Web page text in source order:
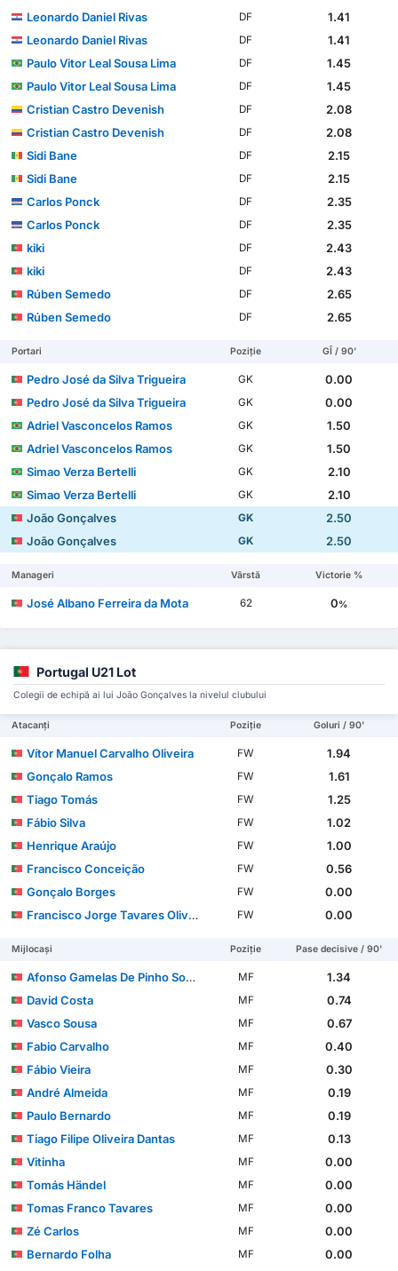
Leonardo Daniel Rivas
DF
1.41
Leonardo Daniel Rivas
DF
1.41
Paulo Vitor Leal Sousa Lima
DF
1.45
Paulo Vitor Leal Sousa Lima
DF
1.45
Cristian Castro Devenish
DF
2.08
Cristian Castro Devenish
DF
2.08
Sidi Bane
DF
2.15
Sidi Bane
DF
2.15
Carlos Ponck
DF
2.35
Carlos Ponck
DF
2.35
kiki
DF
2.43
kiki
DF
2.43
Rúben Semedo
DF
2.65
Rúben Semedo
DF 2.65
Portari Poziție GÎ / 90'
Pedro José da Silva Trigueira GK
0.00
Pedro José da Silva Trigueira
GK
0.00
Adriel Vasconcelos Ramos
GK
1.50
Adriel Vasconcelos Ramos
GK
1.50
Simao Verza Bertelli
GK
2.10
Simao Verza Bertelli
GK
2.10
João Gonçalves
GK
2.50
João Gonçalves
GK 2.50
Manageri Vârstă Victorie %
José Albano Ferreira da Mota 62 0%
Portugal U21 Lot
Colegii de echipă ai lui João Gonçalves la nivelul clubului
Atacanți Poziție Goluri / 90'
Vítor Manuel Carvalho Oliveira FW
1.94
Gonçalo Ramos
FW
1.61
Tiago Tomás
FW
1.25
Fábio Silva
FW
1.02
Henrique Araújo
FW
1.00
Francisco Conceição
FW
0.56
Gonçalo Borges
FW
0.00
Francisco Jorge Tavares Oliveira
FW 0.00
Mijlocași Poziție Pase decisive / 90'
Afonso Gamelas De Pinho Sousa MF
1.34
David Costa
MF
0.74
Vasco Sousa
MF
0.67
Fabio Carvalho
MF
0.40
Fábio Vieira
MF
0.30
André Almeida
MF
0.19
Paulo Bernardo
MF
0.19
Tiago Filipe Oliveira Dantas
MF
0.13
Vitinha
MF
0.00
Tomás Händel
MF
0.00
Tomas Franco Tavares
MF
0.00
Zé Carlos
MF
0.00
Bernardo Folha
MF 0.00